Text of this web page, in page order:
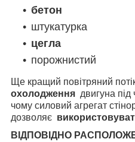
бетон
штукатурка
цегла
порожнистий
ВІДПОВІДНО
Ще кращий повітряний
охолодження двигуна під
чому силовий агрегат
дозволяє